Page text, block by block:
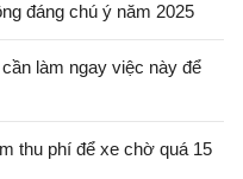
đáng chú ý năm 2025
làm ngay việc này để
thu phí để xe chờ quá 15